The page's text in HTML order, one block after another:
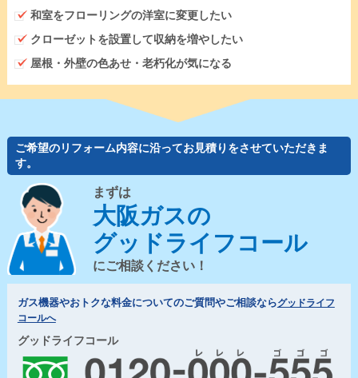
和室をフローリングの洋室に変更したい
クローゼットを設置して収納を増やしたい
屋根・外壁の色あせ・老朽化が気になる
ご希望のリフォーム内容に沿ってお見積りをさせていただきま
す。
まずは
大阪ガスの
グッドライフコール
にご相談ください！
ガス機器やおトクな料金についてのご質問やご相談ならグッドライフ
コールへ
グッドライフコール